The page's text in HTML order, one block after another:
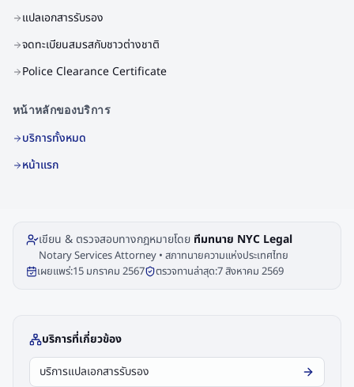
แปลเอกสารรับรอง
จดทะเบียนสมรสกับชาวต่างชาติ
Police Clearance Certificate
หน้าหลักของบริการ
บริการทั้งหมด
หน้าแรก
เขียน & ตรวจสอบทางกฎหมายโดย ทีมทนาย NYC Legal
Notary Services Attorney • สภาทนายความแห่งประเทศไทย
เผยแพร่:15 มกราคม 2567 ตรวจทานล่าสุด:7 สิงหาคม 2569
บริการที่เกี่ยวข้อง
บริการแปลเอกสารรับรอง